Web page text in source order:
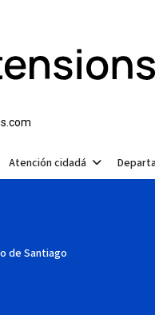
Atención cidadá
de Santiago